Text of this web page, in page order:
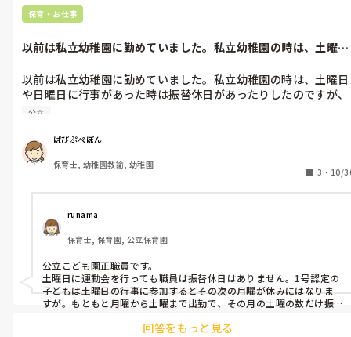
保育・お仕事
以前は私立幼稚園に勤めていました。私立幼稚園の時は、土曜日
以前は私立幼稚園に勤めていました。私立幼稚園の時は、土曜日
や日曜日に行事があった時は振替休日があったりしたのですが、
公立こども園になると運動会など土曜日に行っても振替休日はあ
公立
ぱぴぷぺぽん
保育士, 幼稚園教諭, 幼稚園
3 ・ 10/
runama
保育士, 保育園, 公立保育園
公立こども園正職員です。
土曜日に運動会を行っても職員は振替休日はありません。1号認定の
子どもは土曜日の行事に参加するとその次の月曜が休みにはなりま
すが。もともと月曜から土曜まで出勤で、その月の土曜の数だけ振
うちは日曜は園独自の行事はないですが、日曜祝日に地域の行事に
回答をもっと見る